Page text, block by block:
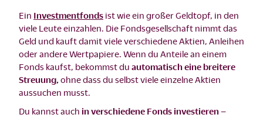
Ein Investmentfonds ist wie ein großer Geldtopf, in den
viele Leute einzahlen. Die Fondsgesellschaft nimmt das
Geld und kauft damit viele verschiedene Aktien, Anleihen
oder andere Wertpapiere. Wenn du Anteile an einem
Fonds kaufst, bekommst du automatisch eine breitere
Streuung, ohne dass du selbst viele einzelne Aktien
aussuchen musst.
Du kannst auch in verschiedene Fonds investieren –